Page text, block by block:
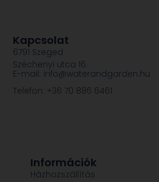
Információk
Házhozszállítás
Kapcsolat
6791 Szeged
Széchenyi utca 16.
E-mail: info@waterandgarden.hu
Telefon: +36 70 886 6461